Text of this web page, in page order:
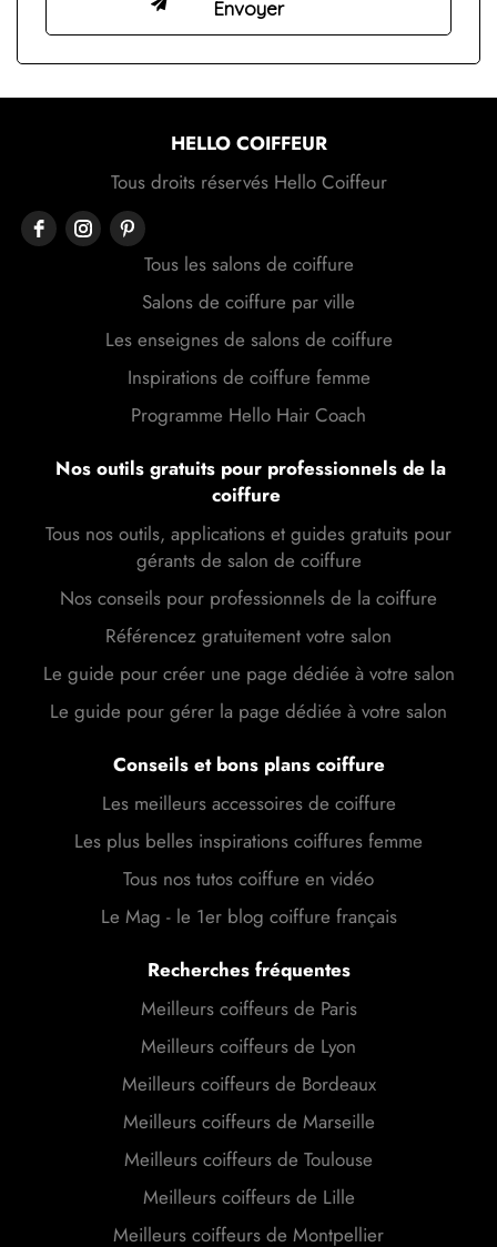
HELLO COIFFEUR
Tous droits réservés Hello Coiffeur
Tous les salons de coiffure
Salons de coiffure par ville
Les enseignes de salons de coiffure
Inspirations de coiffure femme
Programme Hello Hair Coach
Nos outils gratuits pour professionnels de la
coiffure
Tous nos outils, applications et guides gratuits pour
gérants de salon de coiffure
Nos conseils pour professionnels de la coiffure
Référencez gratuitement votre salon
Le guide pour créer une page dédiée à votre salon
Le guide pour gérer la page dédiée à votre salon
Conseils et bons plans coiffure
Les meilleurs accessoires de coiffure
Les plus belles inspirations coiffures femme
Tous nos tutos coiffure en vidéo
Le Mag - le 1er blog coiffure français
Recherches fréquentes
Meilleurs coiffeurs de Paris
Meilleurs coiffeurs de Lyon
Meilleurs coiffeurs de Bordeaux
Meilleurs coiffeurs de Marseille
Meilleurs coiffeurs de Toulouse
Meilleurs coiffeurs de Lille
Meilleurs coiffeurs de Montpellier